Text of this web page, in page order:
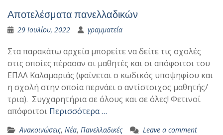
Αποτελέσματα πανελλαδικών
29 Ιουλίου, 2022 γραμματεία
Στα παρακάτω αρχεία μπορείτε να δείτε τις σχολές
στις οποίες πέρασαν οι μαθητές και οι απόφοιτοι του
ΕΠΑΛ Καλαμαριάς (φαίνεται ο κωδικός υποψηφίου και
η σχολή στην οποία περνάει ο αντίστοιχος μαθητής/
τρια). Συγχαρητήρια σε όλους και σε όλες! Φετινοί
απόφοιτοι Περισσότερα …
Ανακοινώσεις, Νέα, Πανελλαδικές Leave a comment